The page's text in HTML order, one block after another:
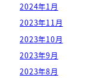
2024年1月
2023年11月
2023年10月
2023年9月
2023年8月